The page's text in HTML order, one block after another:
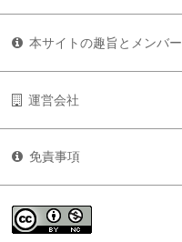
本サイトの趣旨とメンバー
運営会社
免責事項